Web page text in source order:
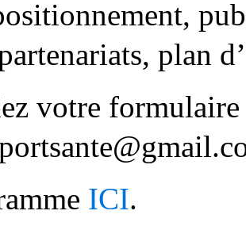
plan
votre
ICI.